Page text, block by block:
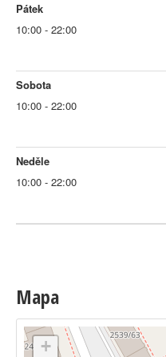
Pátek
10:00 - 22:00
Sobota
10:00 - 22:00
Neděle
10:00 - 22:00
Mapa
+